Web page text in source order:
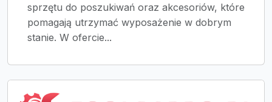
sprzętu do poszukiwań oraz akcesoriów, które
pomagają utrzymać wyposażenie w dobrym
stanie. W ofercie...